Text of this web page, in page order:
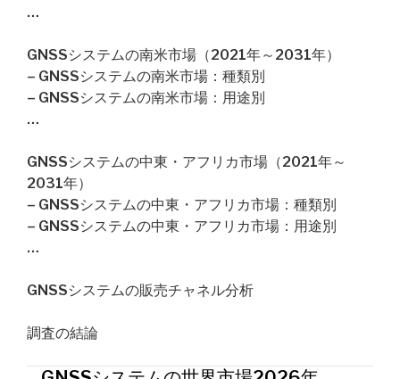
…
GNSSシステムの南米市場（2021年～2031年）
– GNSSシステムの南米市場：種類別
– GNSSシステムの南米市場：用途別
…
GNSSシステムの中東・アフリカ市場（2021年～
2031年）
– GNSSシステムの中東・アフリカ市場：種類別
– GNSSシステムの中東・アフリカ市場：用途別
…
GNSSシステムの販売チャネル分析
調査の結論